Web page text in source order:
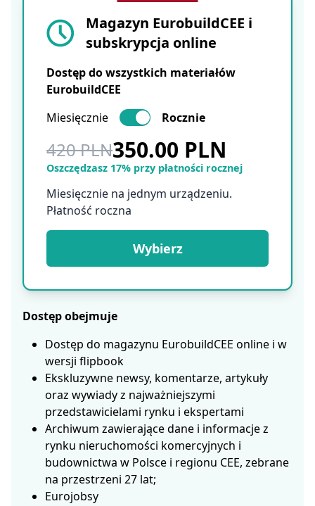
Magazyn EurobuildCEE i
subskrypcja online
Dostęp do wszystkich materiałów
EurobuildCEE
Miesięcznie
Rocznie
420 PLN350.00 PLN
Oszczędzasz 17% przy płatności rocznej
Miesięcznie na jednym urządzeniu.
Płatność roczna
Wybierz
Dostęp obejmuje
Dostęp do magazynu EurobuildCEE online i w
wersji flipbook
Ekskluzywne newsy, komentarze, artykuły
oraz wywiady z najważniejszymi
przedstawicielami rynku i ekspertami
Archiwum zawierające dane i informacje z
rynku nieruchomości komercyjnych i
budownictwa w Polsce i regionu CEE, zebrane
na przestrzeni 27 lat;
Eurojobsy